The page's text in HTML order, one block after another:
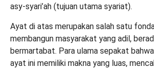
asy-syari’ah (tujuan utama syariat).
Ayat di atas merupakan salah satu
membangun masyarakat yang adil,
bermartabat. Para ulama sepakat
ayat ini memiliki makna yang luas,